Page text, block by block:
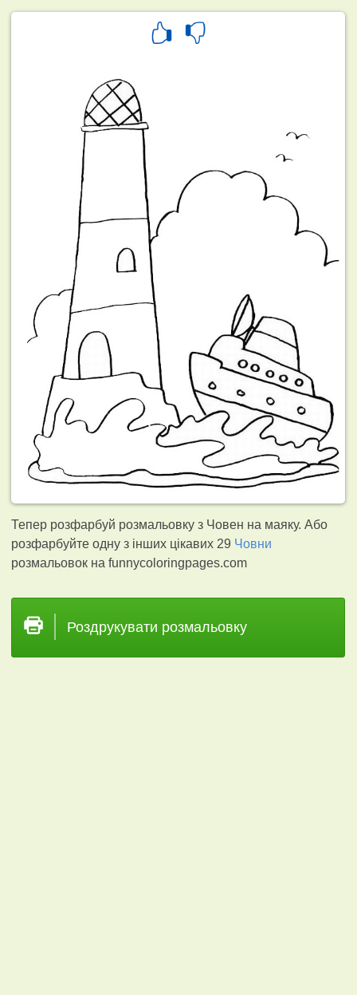
Тепер розфарбуй розмальовку з Човен на маяку. Або
розфарбуйте одну з інших цікавих 29 Човни
розмальовок на funnycoloringpages.com
Роздрукувати розмальовку